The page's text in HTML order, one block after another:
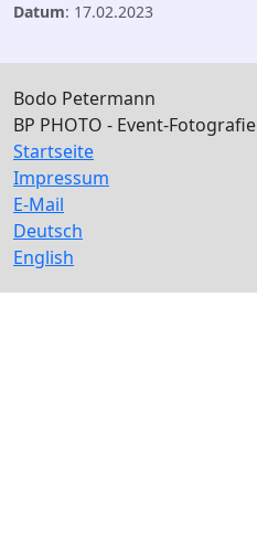
Datum: 17.02.2023
Bodo Petermann
BP PHOTO - Event-Fotografie
Startseite
Impressum
E-Mail
Deutsch
English